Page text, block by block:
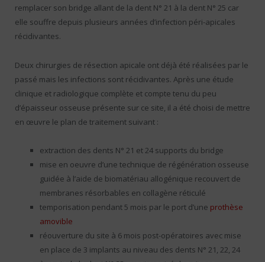
remplacer son bridge allant de la dent N° 21 à la dent N° 25 car
elle souffre depuis plusieurs années d’infection péri-apicales
récidivantes.
Deux chirurgies de résection apicale ont déjà été réalisées par le
passé mais les infections sont récidivantes. Après une étude
clinique et radiologique complète et compte tenu du peu
d’épaisseur osseuse présente sur ce site, il a été choisi de mettre
en œuvre le plan de traitement suivant :
extraction des dents N° 21 et 24 supports du bridge
mise en oeuvre d’une technique de régénération osseuse
guidée à l’aide de biomatériau allogénique recouvert de
membranes résorbables en collagène réticulé
temporisation pendant 5 mois par le port d’une prothèse
amovible
réouverture du site à 6 mois post-opératoires avec mise
en place de 3 implants au niveau des dents N° 21, 22, 24